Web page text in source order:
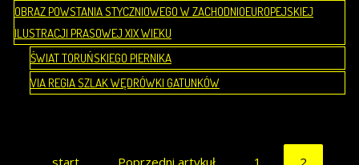
OBRAZ POWSTANIA STYCZNIOWEGO W ZACHODNIOEUROPEJSKIEJ
ILUSTRACJI PRASOWEJ XIX WIEKU
ŚWIAT TORUŃSKIEGO PIERNIKA
VIA REGIA SZLAK WĘDRÓWKI GATUNKÓW